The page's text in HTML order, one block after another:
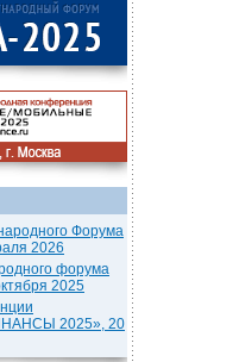
Форума
2026
форума
2025
2025», 20